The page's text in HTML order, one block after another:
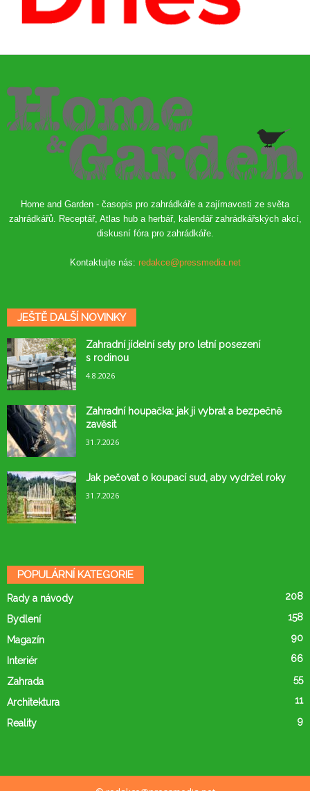
Home and Garden - časopis pro zahrádkáře a zajímavosti ze světa
zahrádkářů. Receptář, Atlas hub a herbář, kalendář zahrádkářských akcí,
diskusní fóra pro zahrádkáře.
Kontaktujte nás: redakce@pressmedia.net
JEŠTĚ DALŠÍ NOVINKY
Zahradní jídelní sety pro letní posezení
s rodinou
4.8.2026
Zahradní houpačka: jak ji vybrat a bezpečně
zavěsit
31.7.2026
Jak pečovat o koupací sud, aby vydržel roky
31.7.2026
POPULÁRNÍ KATEGORIE
Rady a návody 208
Bydlení 158
Magazín 90
Interiér 66
Zahrada 55
Architektura 11
Reality 9